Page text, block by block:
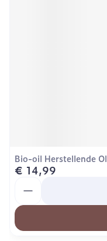
Bio-oil Herstellende
€ 14,99